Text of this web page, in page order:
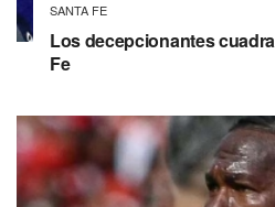
SANTA FE
Los decepcionantes
Fe